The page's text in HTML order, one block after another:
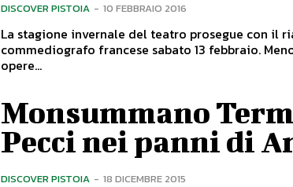
DISCOVER PISTOIA - 10 FEBBRAIO 2016
La stagione invernale del teatro prosegue con il
commediografo francese sabato 13 febbraio. Meno conosciuta rispetto a
opere...
Monsummano
Pecci nei panni di
DISCOVER PISTOIA - 18 DICEMBRE 2015